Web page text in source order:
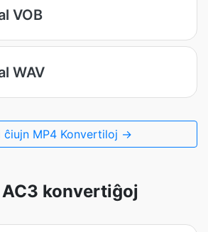
VOB
WAV
ĉiujn MP4 Konvertiloj →
konvertiĝoj